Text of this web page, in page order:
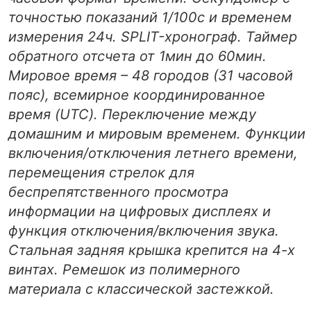
точностью показаний 1/100с и временем
измерения 24ч. SPLIT-хронограф. Таймер
обратного отсчета от 1мин до 60мин.
Мировое время – 48 городов (31 часовой
пояс), всемирное координированное
время (UTC). Переключение между
домашним и мировым временем. Функции
включения/отключения летнего времени,
перемещения стрелок для
беспрепятственного просмотра
информации на цифровых дисплеях и
функция отключения/включения звука.
Стальная задняя крышка крепится на 4-х
винтах. Ремешок из полимерного
материала с классической застежкой.